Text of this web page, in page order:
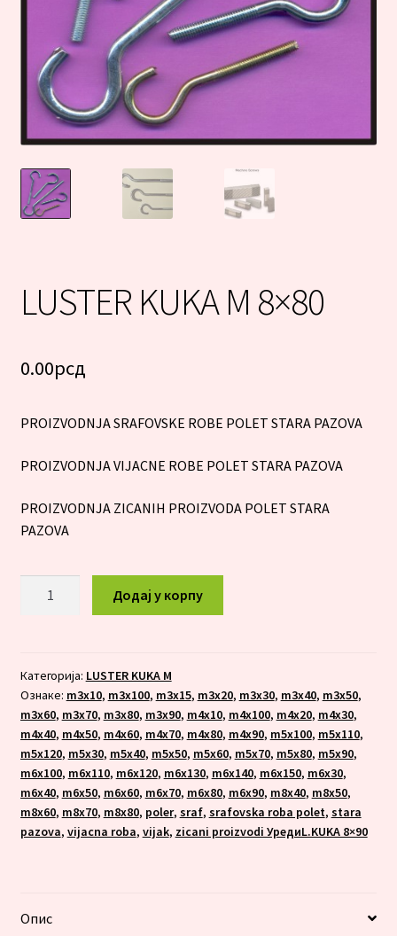
LUSTER KUKA M 8×80
0.00рсд
PROIZVODNJA SRAFOVSKE ROBE POLET STARA PAZOVA
PROIZVODNJA VIJACNE ROBE POLET STARA PAZOVA
PROIZVODNJA ZICANIH PROIZVODA POLET STARA
PAZOVA
количина
Додај у корпу
Категорија: LUSTER KUKA M
Ознаке: m3x10, m3x100, m3x15, m3x20, m3x30, m3x40, m3x50,
m3x60, m3x70, m3x80, m3x90, m4x10, m4x100, m4x20, m4x30,
m4x40, m4x50, m4x60, m4x70, m4x80, m4x90, m5x100, m5x110,
m5x120, m5x30, m5x40, m5x50, m5x60, m5x70, m5x80, m5x90,
m6x100, m6x110, m6x120, m6x130, m6x140, m6x150, m6x30,
m6x40, m6x50, m6x60, m6x70, m6x80, m6x90, m8x40, m8x50,
m8x60, m8x70, m8x80, poler, sraf, srafovska roba polet, stara
pazova, vijacna roba, vijak, zicani proizvodi УредиL.KUKA 8×90
Опис